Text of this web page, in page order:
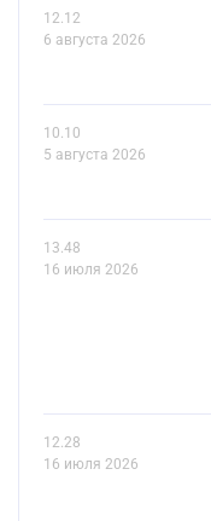
12.12
6 августа 2026
10.10
5 августа 2026
13.48
16 июля 2026
12.28
16 июля 2026